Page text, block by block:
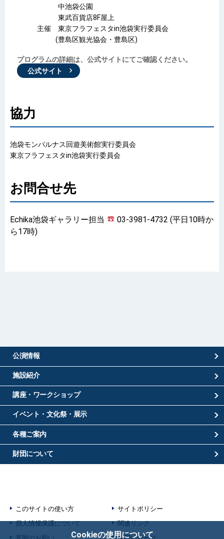
Cookieの使用について
中池袋公園
東武百貨店8F屋上
主催 東京フラフェスタin池袋実行委員会
(豊島区観光協会・豊島区)
プログラムの詳細は、公式サイトにてご確認ください。
公式サイト
協力
池袋モンパルナス回遊美術館実行委員会
東京フラフェスタin池袋実行委員会
お問合せ先
Echika池袋ギャラリー担当
03-3981-4732 (平日10時か
ら17時)
公演情報
施設紹介
講座・ワークショップ
イベント・文化祭・展示
各種ご案内
財団について
このサイトの使い方
サイトポリシー
個人情報保護について
関連リンク